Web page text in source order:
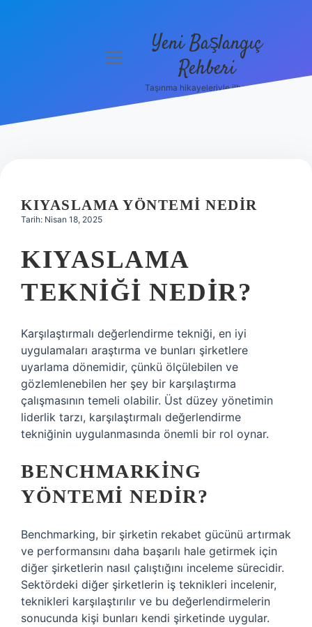
Politikası
menüyü
Yeni Başlangıç
Rehberi
Taşınma hikayeleriyle ilham bul!
KIYASLAMA YÖNTEMI NEDIR
Tarih: Nisan 18, 2025
KIYASLAMA
TEKNIĞI NEDIR?
Karşılaştırmalı değerlendirme tekniği, en iyi
uygulamaları araştırma ve bunları şirketlere
uyarlama dönemidir, çünkü ölçülebilen ve
gözlemlenebilen her şey bir karşılaştırma
çalışmasının temeli olabilir. Üst düzey yönetimin
liderlik tarzı, karşılaştırmalı değerlendirme
tekniğinin uygulanmasında önemli bir rol oynar.
BENCHMARKING
YÖNTEMI NEDIR?
Benchmarking, bir şirketin rekabet gücünü artırmak
ve performansını daha başarılı hale getirmek için
diğer şirketlerin nasıl çalıştığını inceleme sürecidir.
Sektördeki diğer şirketlerin iş teknikleri incelenir,
teknikleri karşılaştırılır ve bu değerlendirmelerin
sonucunda kişi bunları kendi şirketinde uygular.